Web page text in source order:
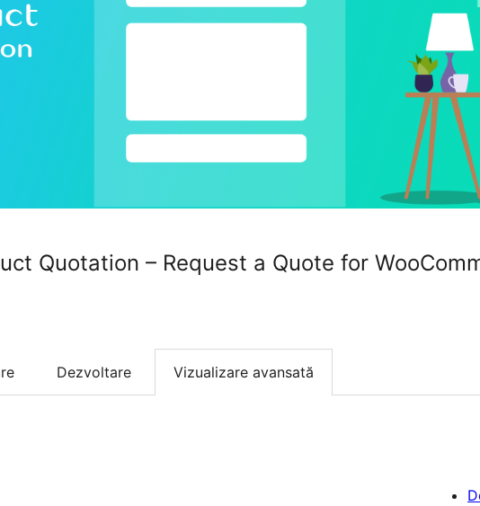
Quotation – Request a Quote for
Dezvoltare Vizualizare avansată